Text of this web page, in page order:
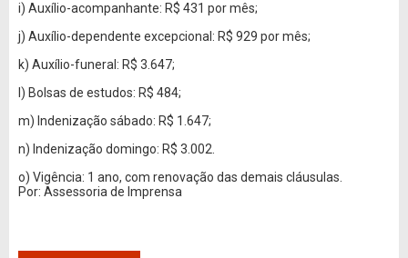
i) Auxílio-acompanhante: R$ 431 por mês;
j) Auxílio-dependente excepcional: R$ 929 por mês;
k) Auxílio-funeral: R$ 3.647;
l) Bolsas de estudos: R$ 484;
m) Indenização sábado: R$ 1.647;
n) Indenização domingo: R$ 3.002.
o) Vigência: 1 ano, com renovação das demais cláusulas.
Por: Assessoria de Imprensa